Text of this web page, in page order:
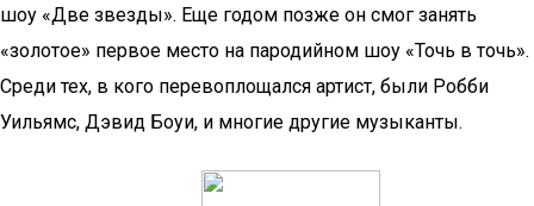
шоу «Две звезды». Еще годом позже он смог занять
«золотое» первое место на пародийном шоу «Точь в точь».
Среди тех, в кого перевоплощался артист, были Робби
Уильямс, Дэвид Боуи, и многие другие музыканты.